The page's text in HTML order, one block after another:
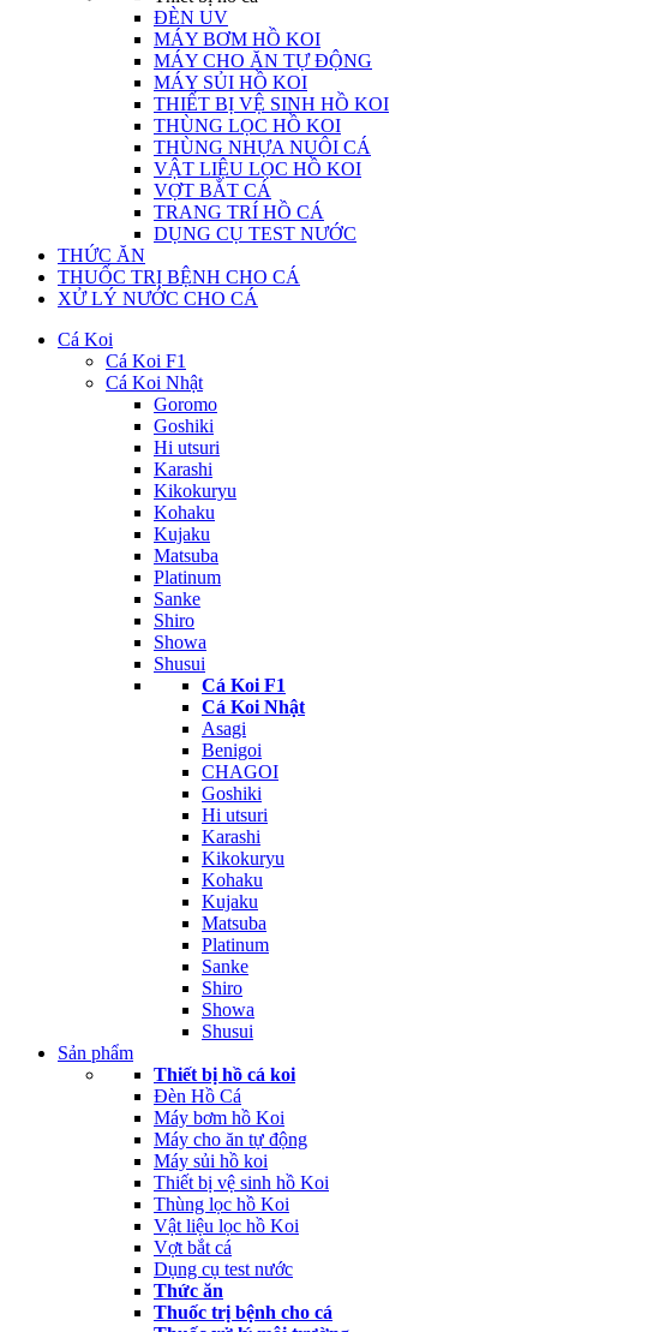
ĐÈN UV
MÁY BƠM HỒ KOI
MÁY CHO ĂN TỰ ĐỘNG
MÁY SỦI HỒ KOI
THIẾT BỊ VỆ SINH HỒ KOI
THÙNG LỌC HỒ KOI
THÙNG NHỰA NUÔI CÁ
VẬT LIỆU LỌC HỒ KOI
VỢT BẮT CÁ
TRANG TRÍ HỒ CÁ
DỤNG CỤ TEST NƯỚC
THỨC ĂN
THUỐC TRỊ BỆNH CHO CÁ
XỬ LÝ NƯỚC CHO CÁ
Cá Koi
Cá Koi F1
Cá Koi Nhật
Goromo
Goshiki
Hi utsuri
Karashi
Kikokuryu
Kohaku
Kujaku
Matsuba
Platinum
Sanke
Shiro
Showa
Shusui
Cá Koi F1
Cá Koi Nhật
Asagi
Benigoi
CHAGOI
Goshiki
Hi utsuri
Karashi
Kikokuryu
Kohaku
Kujaku
Matsuba
Platinum
Sanke
Shiro
Showa
Shusui
Sản phẩm
Thiết bị hồ cá koi
Đèn Hồ Cá
Máy bơm hồ Koi
Máy cho ăn tự động
Máy sủi hồ koi
Thiết bị vệ sinh hồ Koi
Thùng lọc hồ Koi
Vật liệu lọc hồ Koi
Vợt bắt cá
Dụng cụ test nước
Thức ăn
Thuốc trị bệnh cho cá